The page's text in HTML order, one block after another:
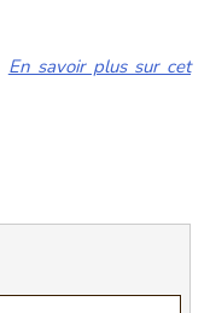
En savoir plus sur cet